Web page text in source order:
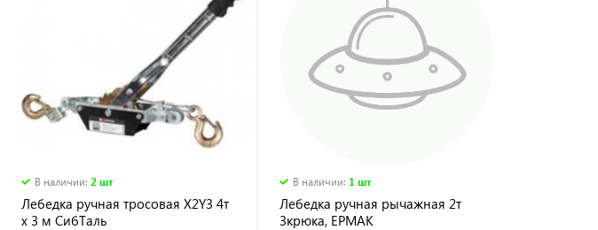
В наличии: 2 шт
Лебедка ручная тросовая X2Y3 4т
х 3 м СибТаль
В наличии: 1 шт
Лебедка ручная рычажная 2т
3крюка, ЕРМАК